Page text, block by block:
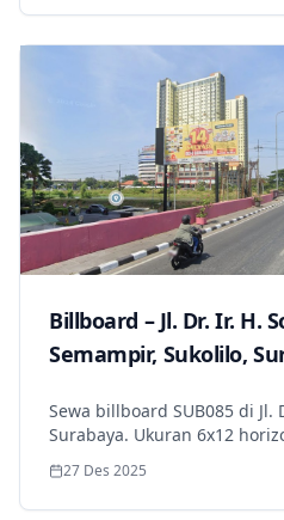
Billboard – Jl. Dr. Ir. H. Soekarno, Medokan
Semampir, Sukolilo,
Sewa billboard SUB085 di Jl.
Surabaya. Ukuran 6x12
Apartemen Bale Hinggil,
Estimasi traffic 105.000/hari
27 Des 2025